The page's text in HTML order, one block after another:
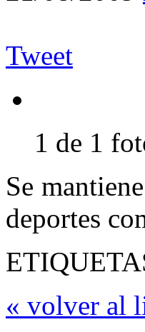
Tweet
1 de 1
Se
deportes
« volver al